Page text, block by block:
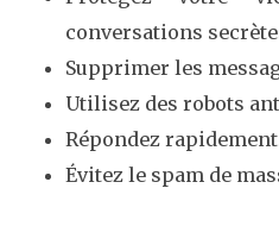
conversations
Supprimer les
Utilisez des robots
Répondez
Évitez le spam de